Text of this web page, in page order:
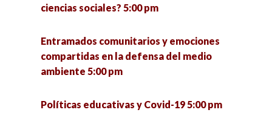
ciencias sociales? 5:00 pm
Entramados comunitarios y emociones
compartidas en la defensa del medio
ambiente 5:00 pm
Políticas educativas y Covid-19 5:00 pm